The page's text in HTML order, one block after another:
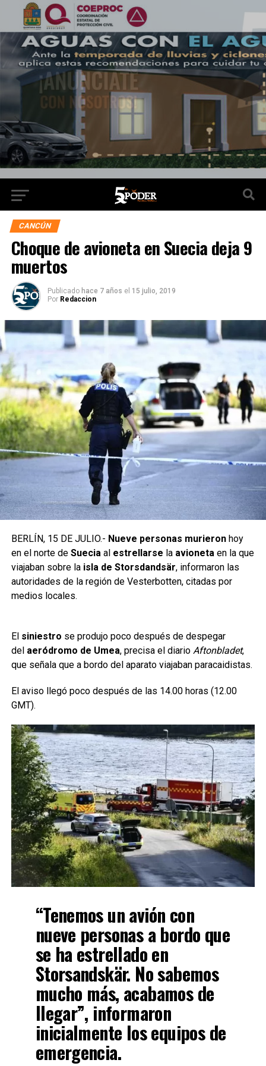
CANCÚN
Choque de avioneta en Suecia deja 9
muertos
Publicado hace 7 años el 15 julio, 2019
Por Redaccion
BERLÍN, 15 DE JULIO.- Nueve personas murieronhoy
en el norte deSueciaal estrellarse la avionetaen la que
viajaban sobre la isla de Storsdandsär, informaron las
autoridades de la región de Vesterbotten, citadas por
medios locales.
El siniestro se produjo poco después de despegar
del aeródromo de Umea, precisa el diario Aftonbladet,
que señala que a bordo del aparato viajaban paracaidistas.
El aviso llegó poco después de las 14.00 horas (12.00
GMT).
“Tenemos un avión con
nueve personas a bordo que
se ha estrellado en
Storsandskär. No sabemos
mucho más, acabamos de
llegar”, informaron
inicialmente los equipos de
emergencia.